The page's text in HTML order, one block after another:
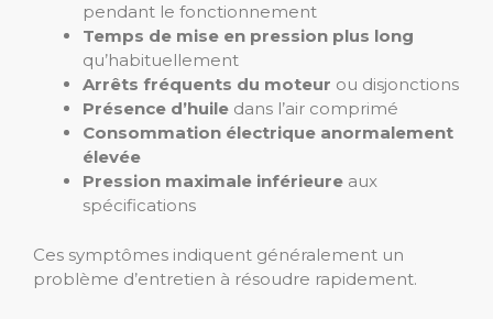
pendant le fonctionnement
Temps de mise en pression plus long
qu’habituellement
Arrêts fréquents du moteur ou disjonctions
Présence d’huile dans l’air comprimé
Consommation électrique anormalement
élevée
Pression maximale inférieure aux
spécifications
Ces symptômes indiquent généralement un
problème d’entretien à résoudre rapidement.